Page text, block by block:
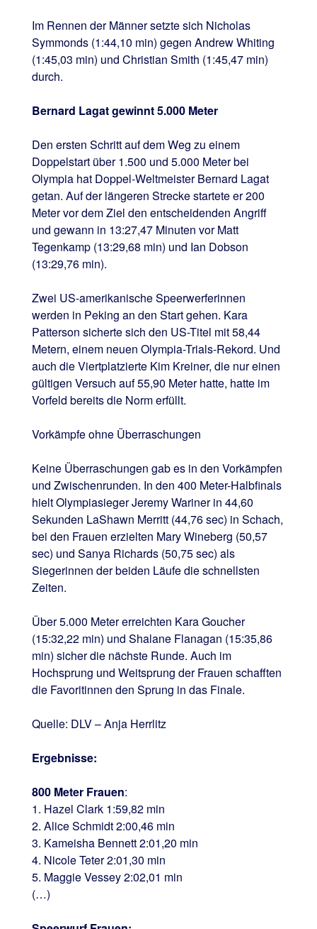
Im Rennen der Männer setzte sich Nicholas
Symmonds (1:44,10 min) gegen Andrew Whiting
(1:45,03 min) und Christian Smith (1:45,47 min)
durch.
Bernard Lagat gewinnt 5.000 Meter
Den ersten Schritt auf dem Weg zu einem
Doppelstart über 1.500 und 5.000 Meter bei
Olympia hat Doppel-Weltmeister Bernard Lagat
getan. Auf der längeren Strecke startete er 200
Meter vor dem Ziel den entscheidenden Angriff
und gewann in 13:27,47 Minuten vor Matt
Tegenkamp (13:29,68 min) und Ian Dobson
(13:29,76 min).
Zwei US-amerikanische Speerwerferinnen
werden in Peking an den Start gehen. Kara
Patterson sicherte sich den US-Titel mit 58,44
Metern, einem neuen Olympia-Trials-Rekord. Und
auch die Viertplatzierte Kim Kreiner, die nur einen
gültigen Versuch auf 55,90 Meter hatte, hatte im
Vorfeld bereits die Norm erfüllt.
Vorkämpfe ohne Überraschungen
Keine Überraschungen gab es in den Vorkämpfen
und Zwischenrunden. In den 400 Meter-Halbfinals
hielt Olympiasieger Jeremy Wariner in 44,60
Sekunden LaShawn Merritt (44,76 sec) in Schach,
bei den Frauen erzielten Mary Wineberg (50,57
sec) und Sanya Richards (50,75 sec) als
Siegerinnen der beiden Läufe die schnellsten
Zeiten.
Über 5.000 Meter erreichten Kara Goucher
(15:32,22 min) und Shalane Flanagan (15:35,86
min) sicher die nächste Runde. Auch im
Hochsprung und Weitsprung der Frauen schafften
die Favoritinnen den Sprung in das Finale.
Quelle: DLV – Anja Herrlitz
Ergebnisse:
800 Meter Frauen:
1. Hazel Clark 1:59,82 min
2. Alice Schmidt 2:00,46 min
3. Kameisha Bennett 2:01,20 min
4. Nicole Teter 2:01,30 min
5. Maggie Vessey 2:02,01 min
(…)